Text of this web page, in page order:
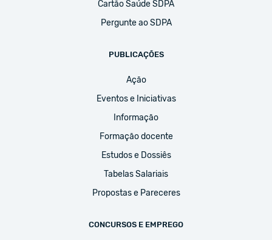
Cartão Saúde SDPA
Pergunte ao SDPA
PUBLICAÇÕES
Ação
Eventos e Iniciativas
Informação
Formação docente
Estudos e Dossiês
Tabelas Salariais
Propostas e Pareceres
CONCURSOS E EMPREGO